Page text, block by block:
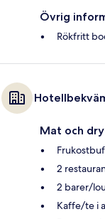
Övrig
Rökfritt
Mat och
2
2 barer/
Kaffe/te i